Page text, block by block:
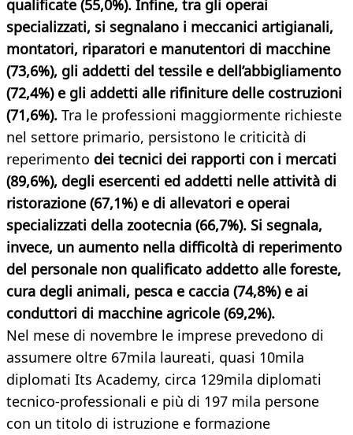
qualificate (55,0%). Infine, tra gli operai
specializzati, si segnalano i meccanici artigianali,
montatori, riparatori e manutentori di macchine
(73,6%), gli addetti del tessile e dell’abbigliamento
(72,4%) e gli addetti alle rifiniture delle costruzioni
(71,6%). Tra le professioni maggiormente richieste
nel settore primario, persistono le criticità di
reperimento dei tecnici dei rapporti con i mercati
(89,6%), degli esercenti ed addetti nelle attività di
ristorazione (67,1%) e di allevatori e operai
specializzati della zootecnia (66,7%). Si segnala,
invece, un aumento nella difficoltà di reperimento
del personale non qualificato addetto alle foreste,
cura degli animali, pesca e caccia (74,8%) e ai
conduttori di macchine agricole (69,2%).
Nel mese di novembre le imprese prevedono di
assumere oltre 67mila laureati, quasi 10mila
diplomati Its Academy, circa 129mila diplomati
tecnico-professionali e più di 197 mila persone
con un titolo di istruzione e formazione